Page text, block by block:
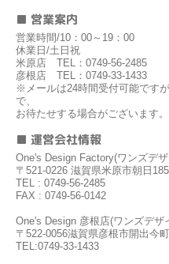
■ 営業案内
営業時間/10：00～19：00
休業日/土日祝
米原店 TEL：0749-56-2485
彦根店 TEL：0749-33-1433
※メールは24時間受付可能です
で、
お待たせする場合がございます。
■ 運営会社情報
One's Design Factory(ワンズデ
〒521-0226 滋賀県米原市朝日
TEL : 0749-56-2485
FAX : 0749-56-0142
One's Design 彦根店(ワンズデザ
〒522-0056滋賀県彦根市開出今
TEL:0749-33-1433